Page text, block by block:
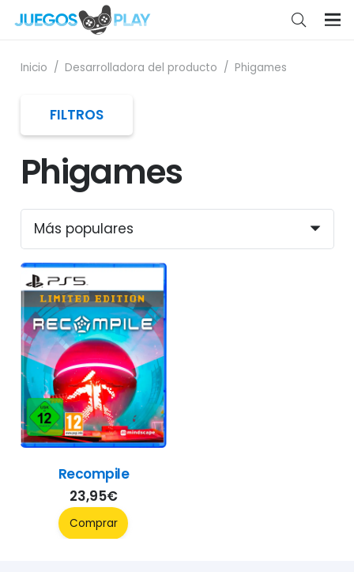
Inicio / Desarrolladora del producto / Phigames
Phigames
Recompile
23,95€
Comprar
FILTROS